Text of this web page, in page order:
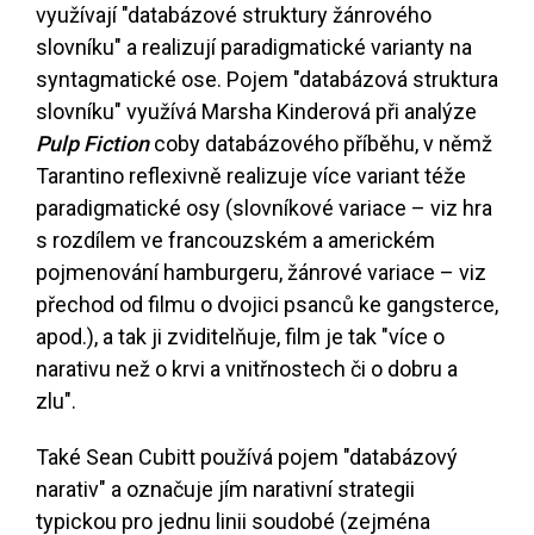
využívají "databázové struktury žánrového
slovníku" a realizují paradigmatické varianty na
syntagmatické ose. Pojem "databázová struktura
slovníku" využívá Marsha Kinderová při analýze
Pulp Fictioncoby databázového příběhu, v němž
Tarantino reflexivně realizuje více variant téže
paradigmatické osy (slovníkové variace – viz hra
s rozdílem ve francouzském a americkém
pojmenování hamburgeru, žánrové variace – viz
přechod od filmu o dvojici psanců ke gangsterce,
apod.), a tak ji zviditelňuje, film je tak "více o
narativu než o krvi a vnitřnostech či o dobru a
zlu".
Také Sean Cubitt používá pojem "databázový
narativ" a označuje jím narativní strategii
typickou pro jednu linii soudobé (zejména